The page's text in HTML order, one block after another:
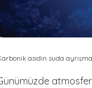
asidin suda